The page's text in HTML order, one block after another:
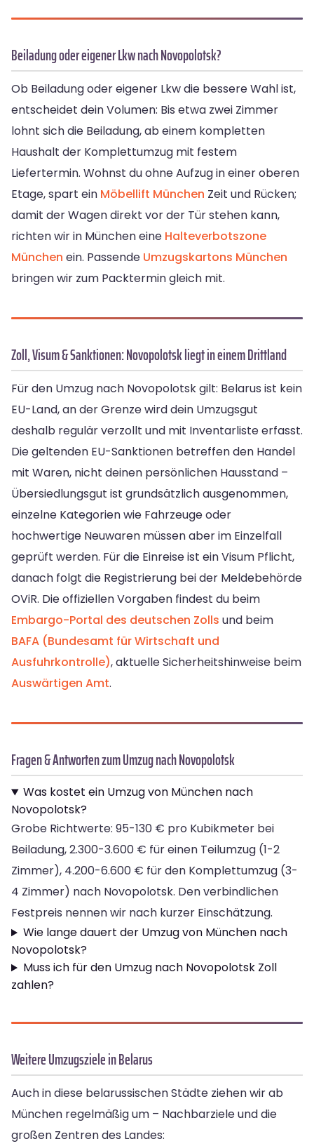
Beiladung oder eigener Lkw nach Novopolotsk?
Ob Beiladung oder eigener Lkw die bessere Wahl ist,
entscheidet dein Volumen: Bis etwa zwei Zimmer
lohnt sich die Beiladung, ab einem kompletten
Haushalt der Komplettumzug mit festem
Liefertermin. Wohnst du ohne Aufzug in einer oberen
Etage, spart ein Möbellift München Zeit und Rücken;
damit der Wagen direkt vor der Tür stehen kann,
richten wir in München eine Halteverbotszone
München ein. Passende Umzugskartons München
bringen wir zum Packtermin gleich mit.
Zoll, Visum & Sanktionen: Novopolotsk liegt in einem Drittland
Für den Umzug nach Novopolotsk gilt: Belarus ist kein
EU-Land, an der Grenze wird dein Umzugsgut
deshalb regulär verzollt und mit Inventarliste erfasst.
Die geltenden EU-Sanktionen betreffen den Handel
mit Waren, nicht deinen persönlichen Hausstand –
Übersiedlungsgut ist grundsätzlich ausgenommen,
einzelne Kategorien wie Fahrzeuge oder
hochwertige Neuwaren müssen aber im Einzelfall
geprüft werden. Für die Einreise ist ein Visum Pflicht,
danach folgt die Registrierung bei der Meldebehörde
OViR. Die offiziellen Vorgaben findest du beim
Embargo-Portal des deutschen Zolls und beim
BAFA (Bundesamt für Wirtschaft und
Ausfuhrkontrolle), aktuelle Sicherheitshinweise beim
Auswärtigen Amt.
Fragen & Antworten zum Umzug nach Novopolotsk
Was kostet ein Umzug von München nach
Novopolotsk?
Grobe Richtwerte: 95-130 € pro Kubikmeter bei
Beiladung, 2.300-3.600 € für einen Teilumzug (1-2
Zimmer), 4.200-6.600 € für den Komplettumzug (3-
4 Zimmer) nach Novopolotsk. Den verbindlichen
Festpreis nennen wir nach kurzer Einschätzung.
Wie lange dauert der Umzug von München nach
Novopolotsk?
Muss ich für den Umzug nach Novopolotsk Zoll
zahlen?
Weitere Umzugsziele in Belarus
Auch in diese belarussischen Städte ziehen wir ab
München regelmäßig um – Nachbarziele und die
großen Zentren des Landes: